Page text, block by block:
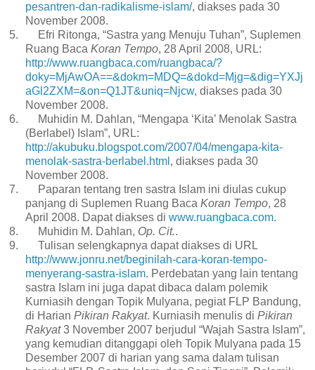
pesantren-dan-radikalisme-islam/, diakses pada 30
November 2008.
5.
Efri Ritonga, “Sastra yang Menuju Tuhan”, Suplemen
Ruang BacaKoran Tempo, 28 April 2008, URL:
http://www.ruangbaca.com/ruangbaca/?
doky=MjAwOA==&dokm=MDQ=&dokd=Mjg=&dig=YXJj
aGl2ZXM=&on=Q1JT&uniq=Njcw, diakses pada 30
November 2008.
6.
Muhidin M. Dahlan, “Mengapa ‘Kita’ Menolak Sastra
(Berlabel) Islam”, URL:
http://akubuku.blogspot.com/2007/04/mengapa-kita-
menolak-sastra-berlabel.html , diakses pada 30
November 2008.
7.
Paparan tentang tren sastra Islam ini diulas cukup
panjang di Suplemen Ruang BacaKoran Tempo, 28
April 2008. Dapat diakses diwww.ruangbaca.com.
8.
Muhidin M. Dahlan, Op. Cit..
9. Tulisan selengkapnya dapat diakses di URL
http://www.jonru.net/beginilah-cara-koran-tempo-
menyerang-sastra-islam. Perdebatan yang lain tentang
sastra Islam ini juga dapat dibaca dalam polemik
Kurniasih dengan Topik Mulyana, pegiat FLP Bandung,
di HarianPikiran Rakyat. Kurniasih menulis diPikiran
Rakyat3 November 2007 berjudul “Wajah Sastra Islam”,
yang kemudian ditanggapi oleh Topik Mulyana pada 15
Desember 2007 di harian yang sama dalam tulisan